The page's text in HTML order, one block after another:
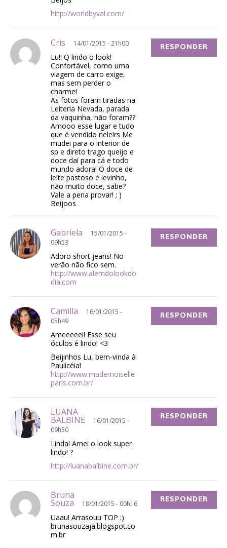
http://worldbyval.com/
Cris 14/01/2015 - 21h00
Lu!! Q lindo o look!
Confortável, como uma
viagem de carro exige,
mas sem perder o
charme!
As fotos foram tiradas na
Leiteria Nevada, parada
da vaquinha, não foram??
Amooo esse lugar e tudo
que é vendido nele!rs Me
mudei para o interior de
sp e direto trago queijo e
doce daí para cá e todo
mundo adora! O doce de
leite pastoso é levinho,
não muito doce, sabe?
Vale a pena provar! ; )
Beijoos
RESPONDER
Gabriela
15/01/2015 -
09h53
Adoro short jeans! No
verão não fico sem.
http://www.alemdolookdo
dia.com
RESPONDER
Camilla
16/01/2015 -
05h49
Ameeeeei! Esse seu
óculos é lindo! <3
Beijinhos Lu, bem-vinda à
Paulicéia!
http://www.mademoiselle
paris.com.br/
RESPONDER
LUANA
BALBINE
16/01/2015 -
09h50
Linda! Amei o look super
lindo! ?
http://luanabalbine.com.br/
RESPONDER
Bruna
Souza 18/01/2015 - 00h16
Uaau! Arrasouu TOP :)
brunasouzaja.blogspot.co
m.br
RESPONDER